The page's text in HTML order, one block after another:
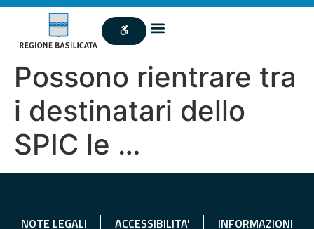
Possono rientrare tra
i destinatari dello
SPIC le …
NOTE LEGALI ACCESSIBILITA'
INFORMAZIONI